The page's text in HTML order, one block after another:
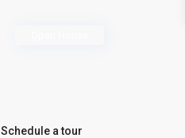
Schedule a tour